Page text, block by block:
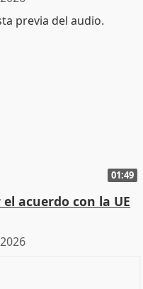
01:49
acuerdo con la UE